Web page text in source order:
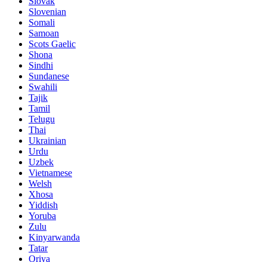
Slovenian
Somali
Samoan
Scots Gaelic
Shona
Sindhi
Sundanese
Swahili
Tajik
Tamil
Telugu
Thai
Ukrainian
Urdu
Uzbek
Vietnamese
Welsh
Xhosa
Yiddish
Yoruba
Zulu
Kinyarwanda
Tatar
Oriya